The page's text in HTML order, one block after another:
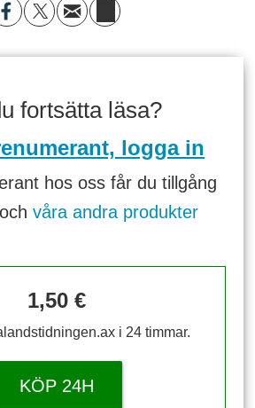
fortsätta läsa?
logga in
hos oss får du tillgång
våra andra produkter
1,50 €
i 24 timmar.
KÖP 24H